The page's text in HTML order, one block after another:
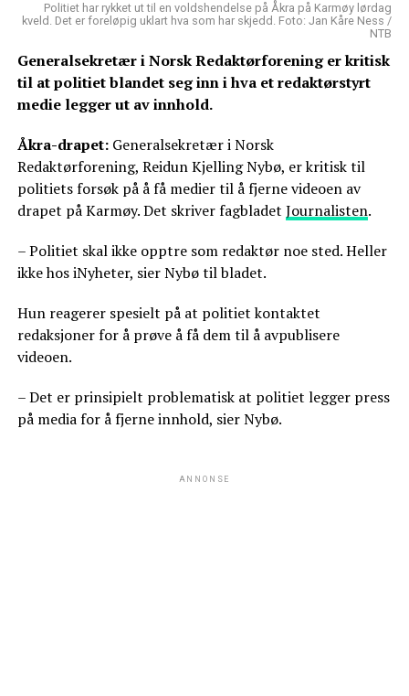
Politiet har rykket ut til en voldshendelse på Åkra på Karmøy lørdag
kveld. Det er foreløpig uklart hva som har skjedd. Foto: Jan Kåre Ness /
NTB
Generalsekretær i Norsk Redaktørforening er kritisk
til at politiet blandet seg inn i hva et redaktørstyrt
medie legger ut av innhold.
Åkra-drapet:Generalsekretær i Norsk
Redaktørforening, Reidun Kjelling Nybø, er kritisk til
politiets forsøk på å få medier til å fjerne videoen av
drapet på Karmøy. Det skriver fagbladet Journalisten.
– Politiet skal ikke opptre som redaktør noe sted. Heller
ikke hos iNyheter, sier Nybø til bladet.
Hun reagerer spesielt på at politiet kontaktet
redaksjoner for å prøve å få dem til å avpublisere
videoen.
– Det er prinsipielt problematisk at politiet legger press
på media for å fjerne innhold, sier Nybø.
ANNONSE